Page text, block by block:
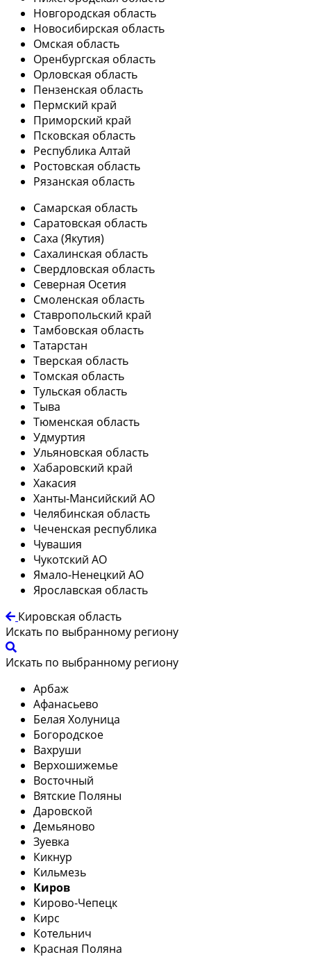
Новгородская область
Новосибирская область
Омская область
Оренбургская область
Орловская область
Пензенская область
Пермский край
Приморский край
Псковская область
Республика Алтай
Ростовская область
Рязанская область
Самарская область
Саратовская область
Саха (Якутия)
Сахалинская область
Свердловская область
Северная Осетия
Смоленская область
Ставропольский край
Тамбовская область
Татарстан
Тверская область
Томская область
Тульская область
Тыва
Тюменская область
Удмуртия
Ульяновская область
Хабаровский край
Хакасия
Ханты-Мансийский АО
Челябинская область
Чеченская республика
Чувашия
Чукотский АО
Ямало-Ненецкий АО
Ярославская область
Кировская область
Искать по выбранному региону
Искать по выбранному региону
Арбаж
Афанасьево
Белая Холуница
Богородское
Вахруши
Верхошижемье
Восточный
Вятские Поляны
Даровской
Демьяново
Зуевка
Кикнур
Кильмезь
Киров
Кирово-Чепецк
Кирс
Котельнич
Красная Поляна